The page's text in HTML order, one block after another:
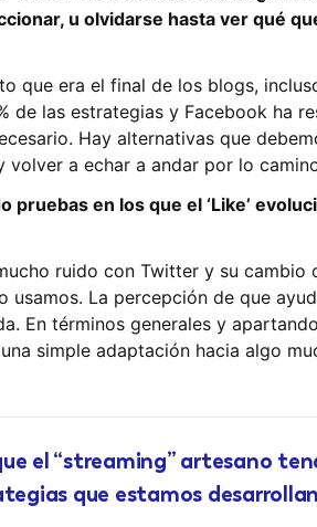
u olvidarse hasta ver qué
que era el final de los blogs,
de las estrategias y Facebook ha
Hay alternativas que
a echar a andar por lo
en los que el ‘Like’
ruido con Twitter y su cambio
usamos. La percepción de que
En términos generales y
simple adaptación hacia algo
el “streaming” artesano
que estamos